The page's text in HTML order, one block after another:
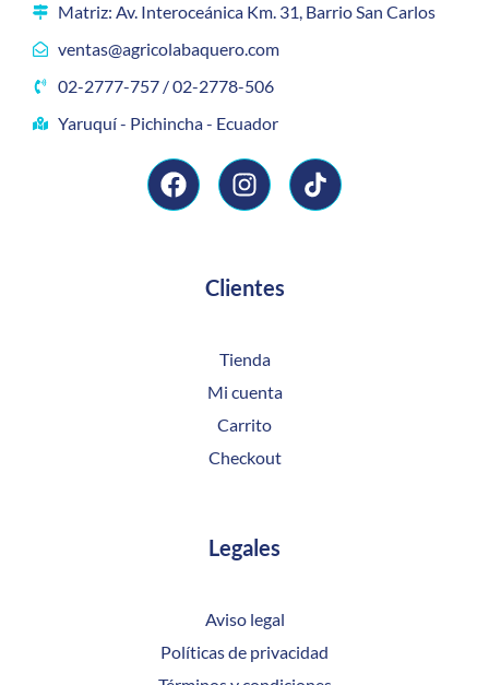
Matriz: Av. Interoceánica Km. 31, Barrio San Carlos
ventas@agricolabaquero.com
02-2777-757 / 02-2778-506
Yaruquí - Pichincha - Ecuador
Clientes
Tienda
Mi cuenta
Carrito
Checkout
Legales
Aviso legal
Políticas de privacidad